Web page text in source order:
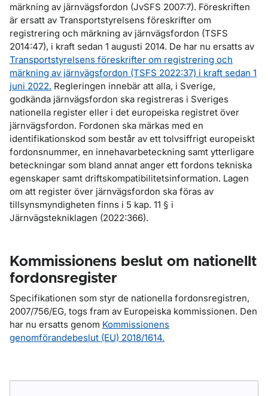
märkning av järnvägsfordon (JvSFS 2007:7). Föreskriften
är ersatt av Transportstyrelsens föreskrifter om
registrering och märkning av järnvägsfordon (TSFS
2014:47), i kraft sedan 1 augusti 2014. De har nu ersatts av
Transportstyrelsens föreskrifter om registrering och
märkning av järnvägsfordon (TSFS 2022:37) i kraft sedan 1
juni 2022. Regleringen innebär att alla, i Sverige,
godkända järnvägsfordon ska registreras i Sveriges
nationella register eller i det europeiska registret över
järnvägsfordon. Fordonen ska märkas med en
identifikationskod som består av ett tolvsiffrigt europeiskt
fordonsnummer, en innehavarbeteckning samt ytterligare
beteckningar som bland annat anger ett fordons tekniska
egenskaper samt driftskompatibilitetsinformation. Lagen
om att register över järnvägsfordon ska föras av
tillsynsmyndigheten finns i 5 kap. 11 § i
Järnvägstekniklagen (2022:366).
Kommissionens beslut om nationellt
fordonsregister
Specifikationen som styr de nationella fordonsregistren,
2007/756/EG, togs fram av Europeiska kommissionen. Den
har nu ersatts genom Kommissionens
genomförandebeslut (EU) 2018/1614.